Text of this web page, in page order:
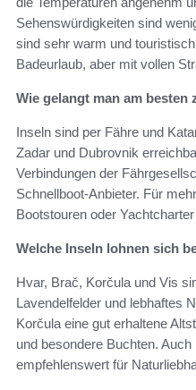
Sehenswürdigkeiten sind
sind sehr warm und
Badeurlaub, aber mit vollen
Wie gelangt man am
Inseln sind per Fähre und
Zadar und Dubrovnik
Verbindungen der
Schnellboot-Anbieter. Für
Bootstouren oder Yachtcharter
Welche Inseln lohnen sich
Hvar, Brač, Korčula und Vis
Lavendelfelder und lebhaftes
Korčula eine gut erhaltene
und besondere Buchten.
empfehlenswert für